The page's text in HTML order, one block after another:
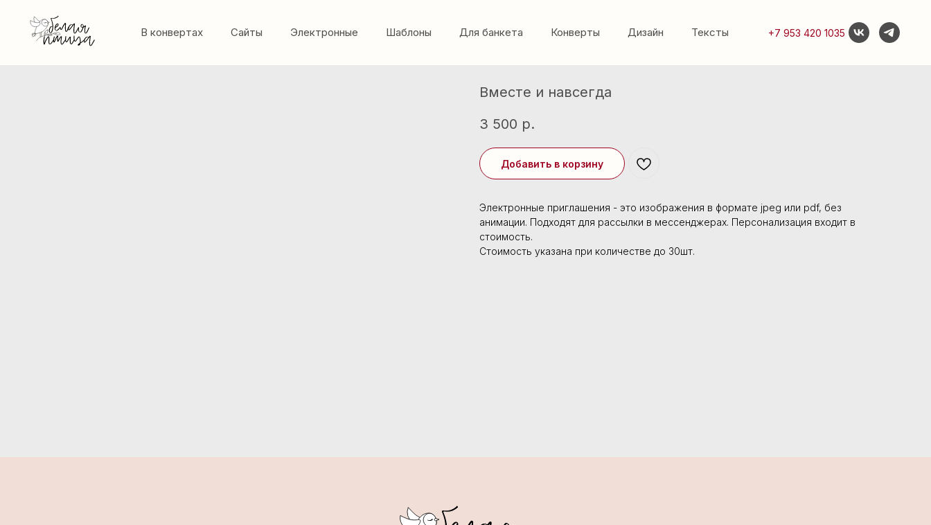
В конвертах Сайты Электронные Шаблоны Для банкета Конверты Дизайн Тексты +7 953 420 1035
Вместе и навсегда
3 500 р.
Добавить в корзину
Электронные приглашения - это изображения в формате jpeg или pdf, без
анимации. Подходят для рассылки в мессенджерах. Персонализация входит в
стоимость.
Стоимость указана при количестве до 30шт.